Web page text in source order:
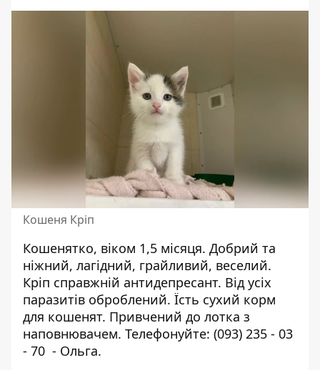
Кошеня Кріп
Кошенятко, віком 1,5 місяця. Добрий та
ніжний, лагідний, грайливий, веселий.
Кріп справжній антидепресант. Від усіх
паразитів оброблений. Їсть сухий корм
для кошенят. Привчений до лотка з
наповнювачем. Телефонуйте: (093) 235 - 03
- 70 - Ольга.